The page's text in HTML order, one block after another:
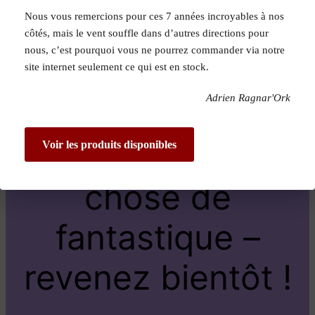
Pardon pour le
dérangement !
Nous travaillons
sur quelque
chose de
fantastique –
revenez bientôt !
Nous vous remercions pour ces 7 années incroyables à nos
côtés, mais le vent souffle dans d’autres directions pour
nous, c’est pourquoi vous ne pourrez commander via notre
site internet seulement ce qui est en stock.
Adrien Ragnar'Ork
Voir les produits disponibles